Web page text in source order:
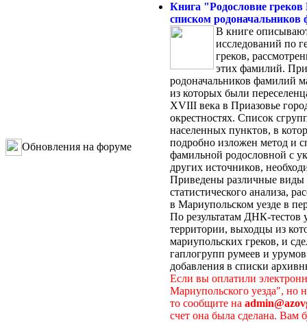
Обновления на форуме
Книга "Родословие греков
списком родоначальников
В книге
исследований по
греков,
этих фамилий.
родоначальников фамилий
из которых были
XVIII века в Приазовье
окрестностях. Список
населенных пунктов, в
подробно изложен метод и
фамильной родословной с
других источников,
Приведены различные виды
статистического анализа,
в Мариупольском уезде в
По результатам ДНК-тестов
территории, выходцы из
мариупольских греков, и
гаплогрупп румеев и
добавления в списки
Если вы оплатили
Мариупольского уезда", но
то сообщите на
счет она была сделана. Вам